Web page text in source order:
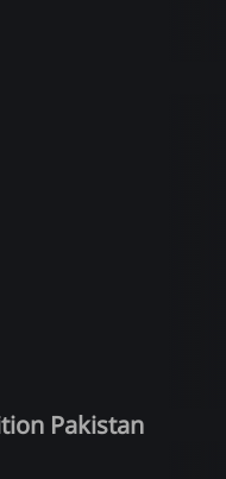
Pakistan